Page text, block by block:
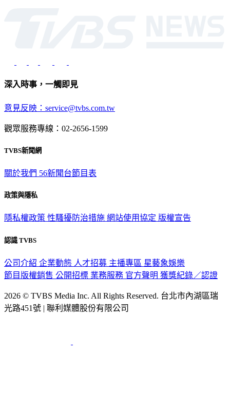
深入時事，一觸即見
意見反映：service@tvbs.com.tw
觀眾服務專線：02-2656-1599
TVBS新聞網
關於我們 56新聞台節目表
政策與隱私
隱私權政策 性騷擾防治措施 網站使用協定 版權宣告
認識 TVBS
公司介紹 企業動態 人才招募 主播專區 星藝象娛樂
節目版權銷售 公開招標 業務服務 官方聲明 獲獎紀錄／認證
2026 © TVBS Media Inc. All Rights Reserved. 台北市內湖區瑞
光路451號 | 聯利媒體股份有限公司